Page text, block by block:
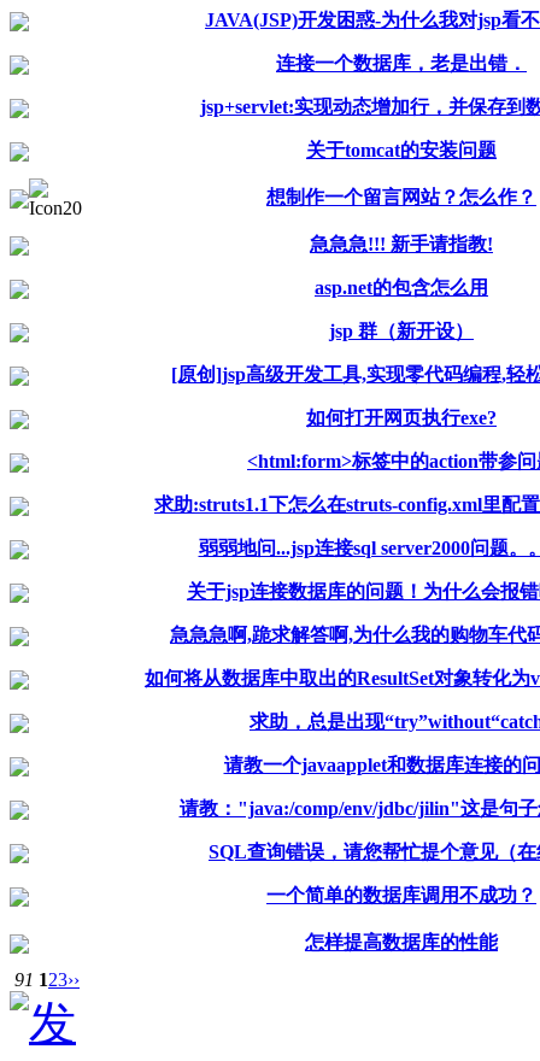
JAVA(JSP)开发困惑-为什么我对jsp看
连接一个数据库，老是出错．
jsp+servlet:实现动态增加行，并保存到
关于tomcat的安装问题
想制作一个留言网站？怎么作？
急急急!!! 新手请指教!
asp.net的包含怎么用
jsp 群（新开设）
[原创]jsp高级开发工具,实现零代码编程,轻
如何打开网页执行exe?
<html:form>标签中的action带参问
求助:struts1.1下怎么在struts-config.xml里配
弱弱地问...jsp连接sql server2000问题。
关于jsp连接数据库的问题！为什么会报
急急急啊,跪求解答啊,为什么我的购物车代
如何将从数据库中取出的ResultSet对象转化为
求助，总是出现
请教一个javaapplet和数据库连接的
请教："java:/comp/env/jdbc/jilin"这是句
SQL查询错误，请您帮忙提个意见（
一个简单的数据库调用不成功？
怎样提高数据库的性能
91 123››